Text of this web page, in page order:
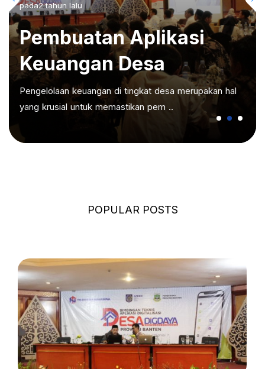
pada2 tahun lalu
Pembuatan Aplikasi
Keuangan Desa
Pengelolaan keuangan di tingkat desa merupakan hal
yang krusial untuk memastikan pem ..
POPULAR POSTS